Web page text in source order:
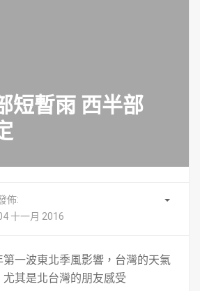
短暫雨 西半部
佈:
十一月 2016
一波東北季風影響，台灣的天氣
其是北台灣的朋友感受